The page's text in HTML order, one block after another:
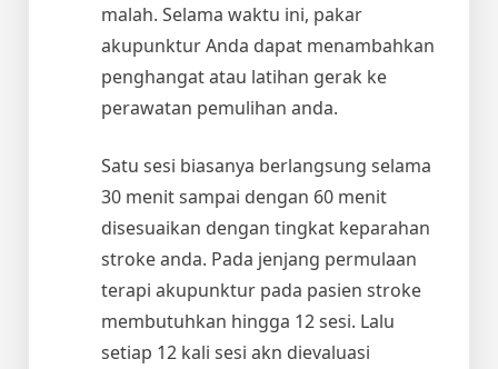
malah. Selama waktu ini, pakar
akupunktur Anda dapat menambahkan
penghangat atau latihan gerak ke
perawatan pemulihan anda.
Satu sesi biasanya berlangsung selama
30 menit sampai dengan 60 menit
disesuaikan dengan tingkat keparahan
stroke anda. Pada jenjang permulaan
terapi akupunktur pada pasien stroke
membutuhkan hingga 12 sesi. Lalu
setiap 12 kali sesi akn dievaluasi